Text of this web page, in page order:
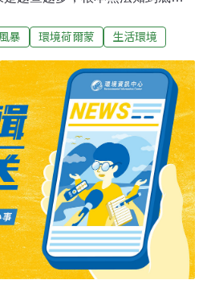
遺忘一個問題的本質，人類為何
克斯從勞動的過程中，曾提出
勞動者與勞動產品的異化」、
化」、「勞動者與自我的異
動者的異化」的四個過程，讓異
本體系全然掌握的年代。 「異
生產的產品，當然也會體現在個
食品做為一種產品，進入資本體
食物的關係，日益遙遠，甚至已
？或是來自何方？ 反思早期
勞動物品，製作食物
暴 環境荷爾蒙 生活環境